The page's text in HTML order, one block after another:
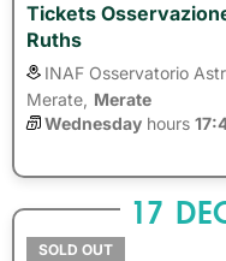
Tickets
Ruths
INAF Osservatorio
Merate, Merate
Wednesday hours
17
SOLD OUT